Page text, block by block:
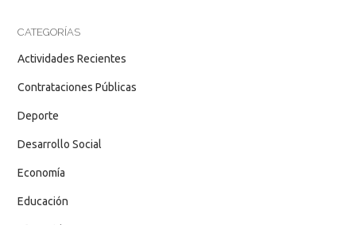
CATEGORÍAS
Actividades Recientes
Contrataciones Públicas
Deporte
Desarrollo Social
Economía
Educación